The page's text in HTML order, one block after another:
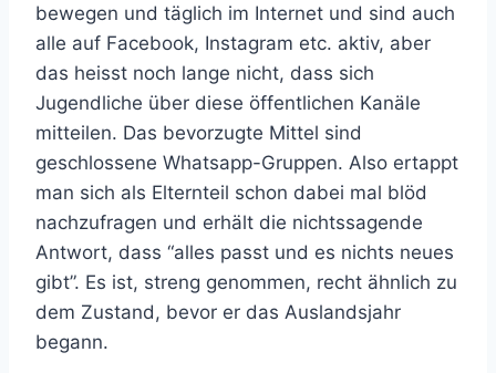
bewegen und täglich im Internet und sind auch
alle auf Facebook, Instagram etc. aktiv, aber
das heisst noch lange nicht, dass sich
Jugendliche über diese öffentlichen Kanäle
mitteilen. Das bevorzugte Mittel sind
geschlossene Whatsapp-Gruppen. Also ertappt
man sich als Elternteil schon dabei mal blöd
nachzufragen und erhält die nichtssagende
Antwort, dass “alles passt und es nichts neues
gibt”. Es ist, streng genommen, recht ähnlich zu
dem Zustand, bevor er das Auslandsjahr
begann.